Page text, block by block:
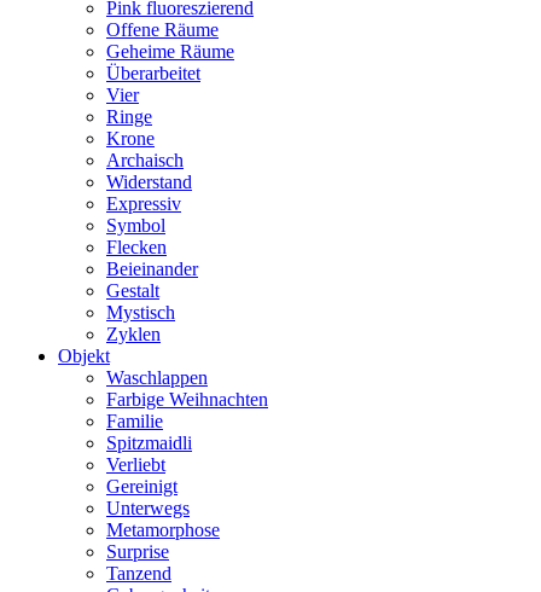
Pink fluoreszierend
Offene Räume
Geheime Räume
Überarbeitet
Vier
Ringe
Krone
Archaisch
Widerstand
Expressiv
Symbol
Flecken
Beieinander
Gestalt
Mystisch
Zyklen
Objekt
Waschlappen
Farbige Weihnachten
Familie
Spitzmaidli
Verliebt
Gereinigt
Unterwegs
Metamorphose
Surprise
Tanzend